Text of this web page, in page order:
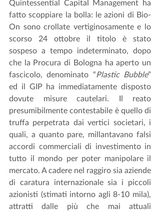
Quintessential Capital Management ha
fatto scoppiare la bolla: le azioni di Bio-
On sono crollate vertiginosamente e lo
scorso 24 ottobre il titolo è stato
sospeso a tempo indeterminato, dopo
che la Procura di Bologna ha aperto un
fascicolo, denominato “Plastic Bubble”
ed il GIP ha immediatamente disposto
dovute misure cautelari. Il reato
presumibilmente contestabile è quello di
truffa perpetrata dai vertici societari, i
quali, a quanto pare, millantavano falsi
accordi commerciali di investimento in
tutto il mondo per poter manipolare il
mercato. A cadere nel raggiro sia aziende
di caratura internazionale sia i piccoli
azionisti (stimati intorno agli 8-10 mila),
attratti dalle più che mai attuali